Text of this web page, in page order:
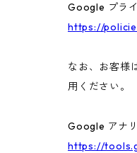
Google プラ
https://
なお、お客様
用ください。
Google アナ
https://